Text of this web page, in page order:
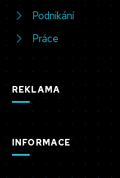
Podnikání
Práce
REKLAMA
INFORMACE